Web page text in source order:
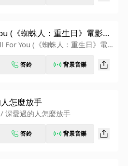
(《蜘蛛人：重生日》電影片
For You (《蜘蛛人：重生日》電
答鈴 背景音樂
怎麼放手
/ 深愛過的人怎麼放手
答鈴 背景音樂